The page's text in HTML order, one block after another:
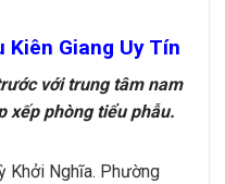
Giang Uy Tín
với trung tâm nam
xếp phòng tiểu phẫu.
Khởi Nghĩa. Phường